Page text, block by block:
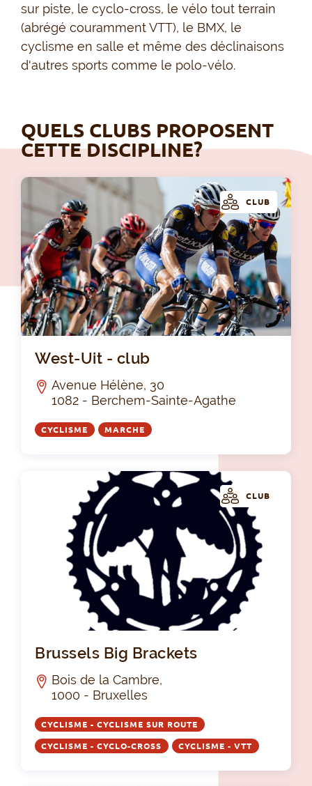
sur piste, le cyclo-cross, le vélo tout terrain
(abrégé couramment VTT), le BMX, le
cyclisme en salle et même des déclinaisons
d'autres sports comme le polo-vélo.
QUELS CLUBS PROPOSENT
CETTE DISCIPLINE?
CLUB
West-Uit - club
Avenue Hélène, 30
1082 - Berchem-Sainte-Agathe
CYCLISME MARCHE
CLUB
Brussels Big Brackets
Bois de la Cambre,
1000 - Bruxelles
CYCLISME - CYCLISME SUR ROUTE
CYCLISME - CYCLO-CROSS CYCLISME - VTT